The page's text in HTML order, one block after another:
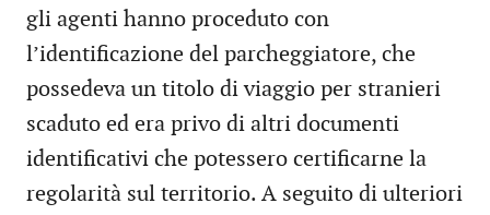
gli agenti hanno proceduto con
l’identificazione del parcheggiatore, che
possedeva un titolo di viaggio per stranieri
scaduto ed era privo di altri documenti
identificativi che potessero certificarne la
regolarità sul territorio. A seguito di ulteriori